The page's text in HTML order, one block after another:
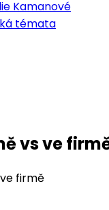
Kamanové
témata
vs ve